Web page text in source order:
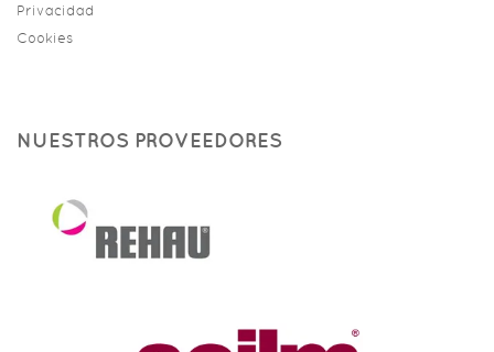
Privacidad
Cookies
NUESTROS PROVEEDORES